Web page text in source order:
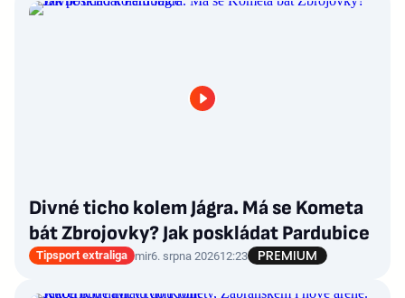
Divné ticho kolem Jágra. Má se Kometa
bát Zbrojovky? Jak poskládat Pardubice
Tipsport extraliga mir6. srpna 202612:23